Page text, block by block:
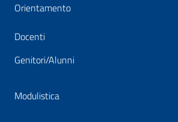
Orientamento
Docenti
Genitori/Alunni
Modulistica